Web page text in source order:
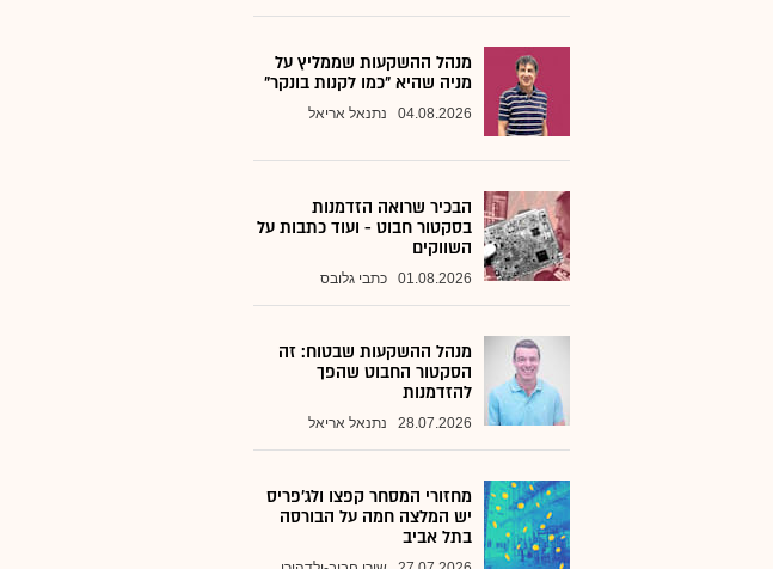
מנהל ההשקעות שממליץ על
מניה שהיא "כמו לקנות בונקר"
04.08.2026 נתנאל אריאל
הבכיר שרואה הזדמנות
בסקטור חבוט - ועוד כתבות על
השווקים
01.08.2026 כתבי גלובס
מנהל ההשקעות שבטוח: זה
הסקטור החבוט שהפך
להזדמנות
28.07.2026 נתנאל אריאל
מחזורי המסחר קפצו ולג'פריס
יש המלצה חמה על הבורסה
בתל אביב